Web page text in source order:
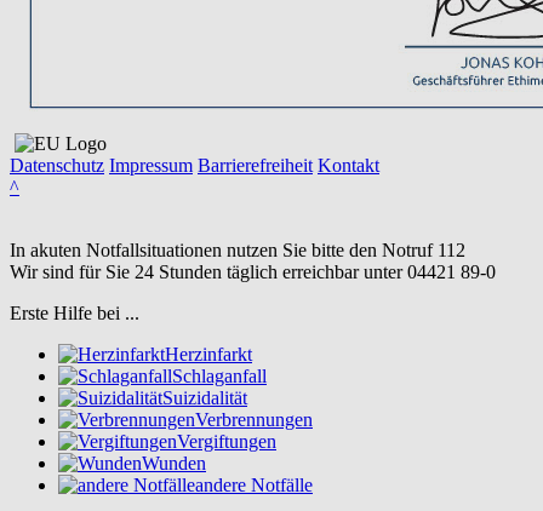
Datenschutz Impressum Barrierefreiheit Kontakt
^
In akuten Notfallsituationen nutzen Sie bitte den Notruf 112
Wir sind für Sie 24 Stunden täglich erreichbar unter04421 89-0
Erste Hilfe bei ...
Herzinfarkt
Schlaganfall
Suizidalität
Verbrennungen
Vergiftungen
Wunden
andere Notfälle